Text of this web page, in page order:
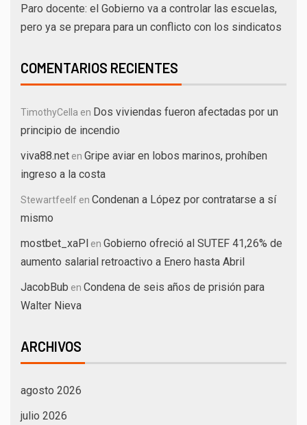
Paro docente: el Gobierno va a controlar las escuelas,
pero ya se prepara para un conflicto con los sindicatos
COMENTARIOS RECIENTES
TimothyCella en Dos viviendas fueron afectadas por un
principio de incendio
viva88.net en Gripe aviar en lobos marinos, prohíben
ingreso a la costa
Stewartfeelf en Condenan a López por contratarse a sí
mismo
mostbet_xaPl en Gobierno ofreció al SUTEF 41,26% de
aumento salarial retroactivo a Enero hasta Abril
JacobBub en Condena de seis años de prisión para
Walter Nieva
ARCHIVOS
agosto 2026
julio 2026